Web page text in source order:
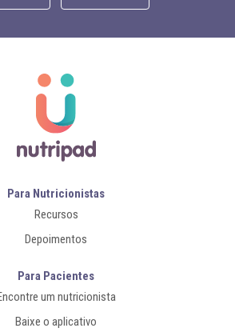
Para Nutricionistas
Recursos
Depoimentos
Para Pacientes
um nutricionista
Baixe o aplicativo